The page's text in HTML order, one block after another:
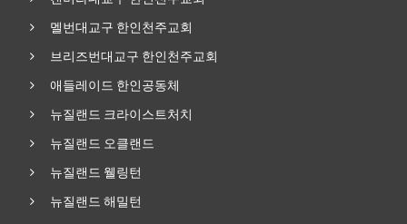
멜번대교구 한인천주교회
브리즈번대교구 한인천주교회
애들레이드 한인공동체
뉴질랜드 크라이스트처치
뉴질랜드 오클랜드
뉴질랜드 웰링턴
뉴질랜드 해밀턴